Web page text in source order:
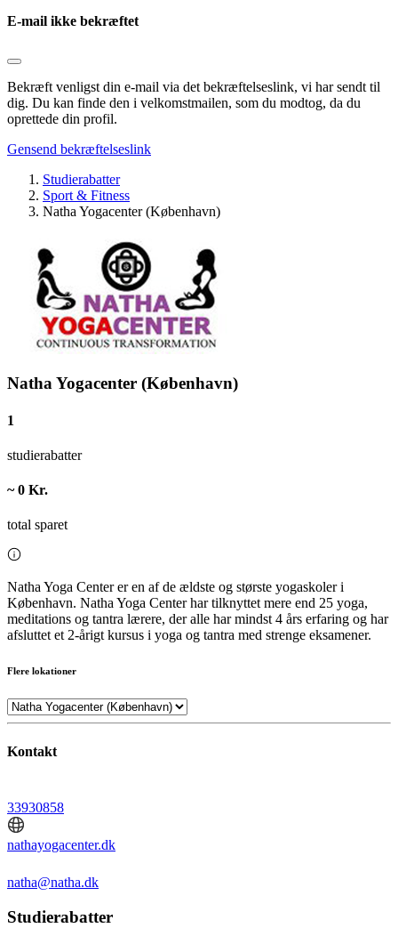
E-mail ikke bekræftet
Bekræft venligst din e-mail via det bekræftelseslink, vi har sendt til
dig. Du kan finde den i velkomstmailen, som du modtog, da du
oprettede din profil.
Gensend bekræftelseslink
Studierabatter
Sport & Fitness
Natha Yogacenter (København)
Natha Yogacenter (København)
1
studierabatter
~ 0 Kr.
total sparet
Natha Yoga Center er en af de ældste og største yogaskoler i
København. Natha Yoga Center har tilknyttet mere end 25 yoga,
meditations og tantra lærere, der alle har mindst 4 års erfaring og har
afsluttet et 2-årigt kursus i yoga og tantra med strenge eksamener.
Flere lokationer
Kontakt
33930858
nathayogacenter.dk
natha@natha.dk
Studierabatter